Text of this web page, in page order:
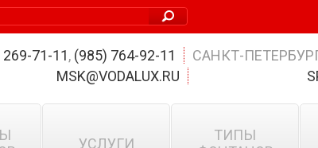
71-11, (985) 764-92-11 САНКТ-
MSK@VODALUX.RU
УСЛУГИ
ТИПЫ